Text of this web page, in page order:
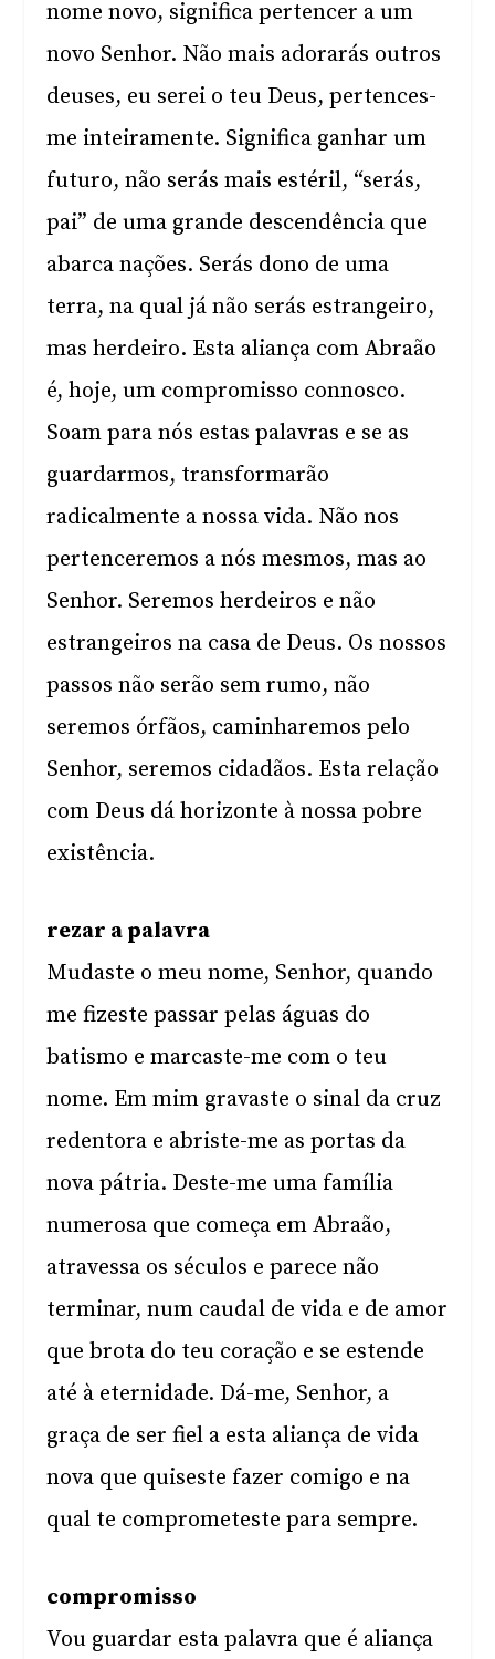
nome novo, significa pertencer a um
novo Senhor. Não mais adorarás outros
deuses, eu serei o teu Deus, pertences-
me inteiramente. Significa ganhar um
futuro, não serás mais estéril, “serás,
pai” de uma grande descendência que
abarca nações. Serás dono de uma
terra, na qual já não serás estrangeiro,
mas herdeiro. Esta aliança com Abraão
é, hoje, um compromisso connosco.
Soam para nós estas palavras e se as
guardarmos, transformarão
radicalmente a nossa vida. Não nos
pertenceremos a nós mesmos, mas ao
Senhor. Seremos herdeiros e não
estrangeiros na casa de Deus. Os nossos
passos não serão sem rumo, não
seremos órfãos, caminharemos pelo
Senhor, seremos cidadãos. Esta relação
com Deus dá horizonte à nossa pobre
existência.
rezar a palavra
Mudaste o meu nome, Senhor, quando
me fizeste passar pelas águas do
batismo e marcaste-me com o teu
nome. Em mim gravaste o sinal da cruz
redentora e abriste-me as portas da
nova pátria. Deste-me uma família
numerosa que começa em Abraão,
atravessa os séculos e parece não
terminar, num caudal de vida e de amor
que brota do teu coração e se estende
até à eternidade. Dá-me, Senhor, a
graça de ser fiel a esta aliança de vida
nova que quiseste fazer comigo e na
qual te comprometeste para sempre.
compromisso
Vou guardar esta palavra que é aliança